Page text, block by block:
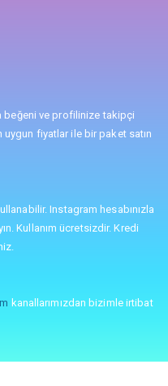
beğeni ve profilinize takipçi
fiyatlar ile bir paket satın
Instagram hesabınızla
Kullanım ücretsizdir. Kredi
kanallarımızdan bizimle irtibat